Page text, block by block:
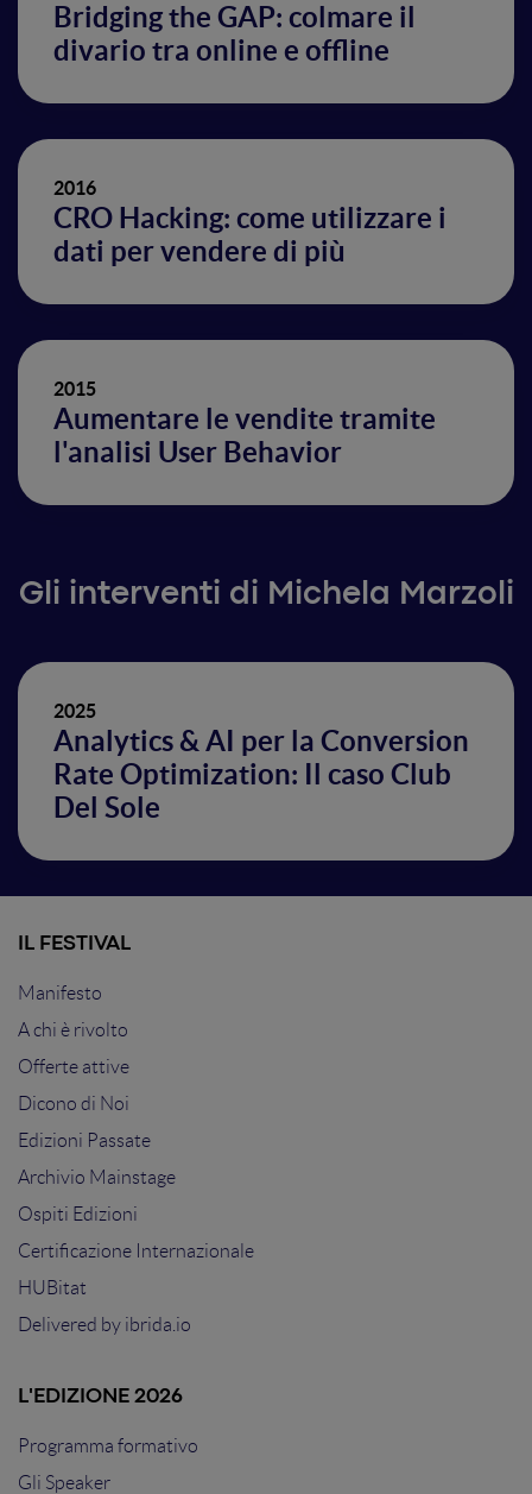
Bridging the GAP: colmare il
divario tra online e offline
2016
CRO Hacking: come utilizzare i
dati per vendere di più
2015
Aumentare le vendite tramite
l'analisi User Behavior
Gli interventi di Michela Marzoli
2025
Analytics & AI per la Conversion
Rate Optimization: Il caso Club
Del Sole
IL FESTIVAL
Manifesto
A chi è rivolto
Offerte attive
Dicono di Noi
Edizioni Passate
Archivio Mainstage
Ospiti Edizioni
Certificazione Internazionale
HUBitat
Delivered by ibrida.io
L'EDIZIONE 2026
Programma formativo
Gli Speaker